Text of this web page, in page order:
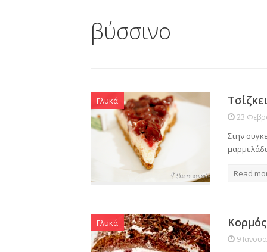
βύσσινο
Γλυκά
23
Στην
Read
Γλυκά
9